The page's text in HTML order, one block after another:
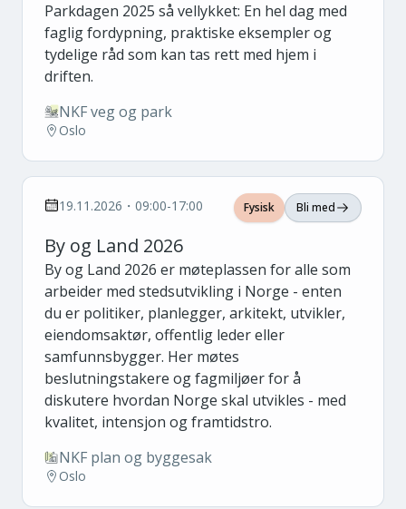
Parkdagen 2025 så vellykket: En hel dag med
faglig fordypning, praktiske eksempler og
tydelige råd som kan tas rett med hjem i
driften.
NKF veg og park
Oslo
19.11.2026・09:00-17:00 Fysisk Bli med
By og Land 2026
By og Land 2026 er møteplassen for alle som
arbeider med stedsutvikling i Norge - enten
du er politiker, planlegger, arkitekt, utvikler,
eiendomsaktør, offentlig leder eller
samfunnsbygger. Her møtes
beslutningstakere og fagmiljøer for å
diskutere hvordan Norge skal utvikles - med
kvalitet, intensjon og framtidstro.
NKF plan og byggesak
Oslo